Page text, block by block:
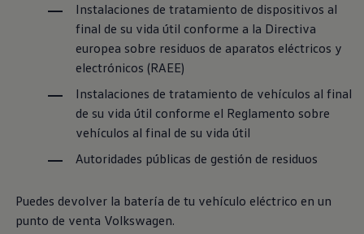
Accesorios Originales
Comunidad The Originals
Comunidad The Originals
Historias Originales
Concentración FurgoVolkswagen
La historia de las furgos Volkswagen
Consigue tu placa The Originals
Camper Tour
Instalaciones de tratamiento de dispositivos al
final de su vida útil conforme a la Directiva
europea sobre residuos de aparatos eléctricos y
electrónicos (RAEE)
Instalaciones de tratamiento de vehículos al final
de su vida útil conforme el Reglamento sobre
vehículos al final de su vida útil
Autoridades públicas de gestión de residuos
Puedes devolver la batería de tu vehículo eléctrico en un
punto de venta Volkswagen.